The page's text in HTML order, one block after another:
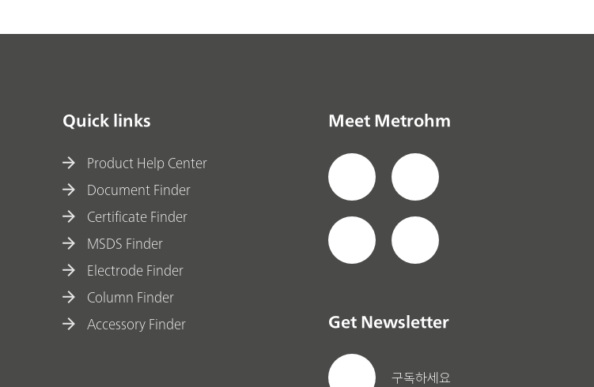
Quick links
Product Help Center
Document Finder
Certificate Finder
MSDS Finder
Electrode Finder
Column Finder
Accessory Finder
Meet Metrohm
Get Newsletter
구독하세요